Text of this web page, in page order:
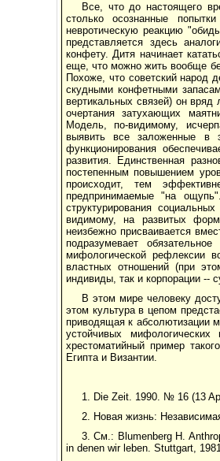
Все, что до настоящего
столько осознанные
невротическую реакцию
представляется здесь
конфету. Дитя начинает
еще, что можно жить вообще
Похоже, что советский народ
скудными конфетными
вертикальных связей) он
очертания затухающих
Модель, по-видимому,
выявить все заложенные в
функционирования
развития. Единственная
постепенным повышением
происходит, тем
предпринимаемые "на
структурирования
видимому, на развитых
неизбежно присваивается
подразумевает
мифологической рефлексии
властных отношений (при
индивиды, так и корпорации --
В этом мире человеку
этом культура в цепом
приводящая к абсолютизации
устойчивых
хрестоматийный пример
Египта и Византии.
1. Die Zeit. 1990. № 16 (13
2. Новая жизнь:
3. См.: Blumenberg H.
in denen wir leben. Stuttgart,